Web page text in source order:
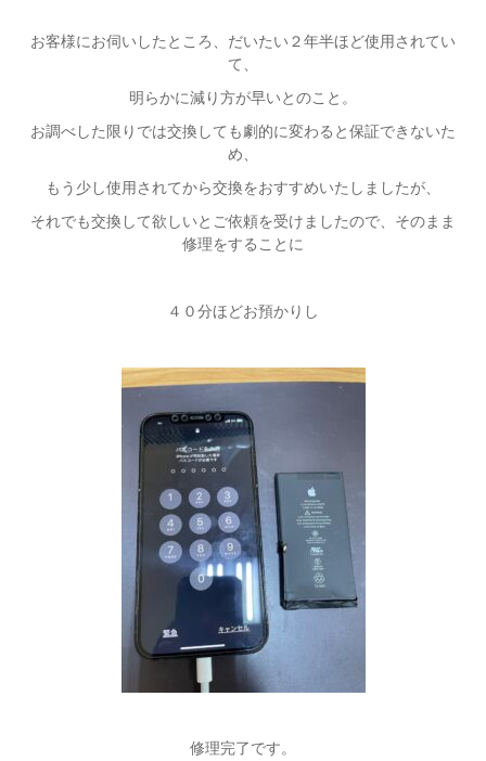
お客様にお伺いしたところ、だいたい２年半ほど使用されてい
て、
明らかに減り方が早いとのこと。
お調べした限りでは交換しても劇的に変わると保証できないた
め、
もう少し使用されてから交換をおすすめいたしましたが、
それでも交換して欲しいとご依頼を受けましたので、そのまま
修理をすることに
４０分ほどお預かりし
修理完了です。